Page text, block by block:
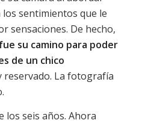
sentimientos que le
sensaciones. De hecho,
su camino para poder
de un chico
reservado. La fotografía
los seis años. Ahora